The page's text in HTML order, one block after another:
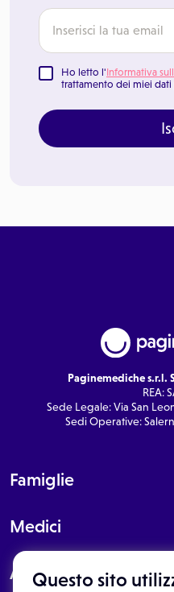
Questo sito
Ho letto l'Informativa
trattamento dei miei dati
Paginemediche s.r.l.
REA:
Sede Legale: Via San
Sedi Operative:
Famiglie
Medici
About